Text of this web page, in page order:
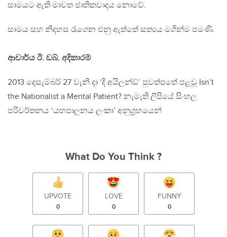
සාමයට ඇති මාවත ජාතිකවාදය නොවේ.
සාමය සහ නිදහස රැගෙන එනු ඇත්තේ සත්‍යය මගින්ම පමණි.
ආචාර්ය ඊ. ඩබ්. අදිකාරම්
2013 දෙසැම්බර් 27 වැනි දා ‘දි අයිලන්ඞ්’ පුවත්පතේ පළවූ Isn’t
the Nationalist a Mental Patient? නැමැති ලිපියේ සිංහල
පරිවර්තනය ‘යහපාලනය ලංකා’ අනුග‍්‍රහයෙන්
What Do You Think ?
UPVOTE
0
LOVE
0
FUNNY
0